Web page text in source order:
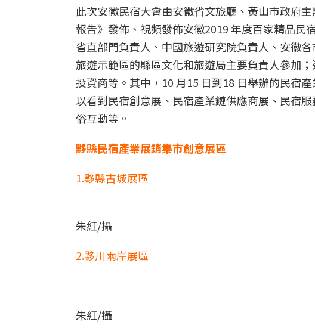
此次安徽民宿大會由安徽省文旅廳、黃山市政府
報告》發佈、視頻發佈安徽2019 年度百家精品民
省直部門負責人、中國旅遊研究院負責人、安徽
旅遊示範區的縣區文化和旅遊局主要負責人參加
投資商等。其中，10 月15 日到18 日舉辦的民宿
以看到民宿創意展、民宿產業鏈供應商展、民宿
俗互動等。
黟縣民宿產業展銷集市創意展區
1.黟縣古城展區
朱紅/攝
2.黟川兩岸展區
朱紅/攝